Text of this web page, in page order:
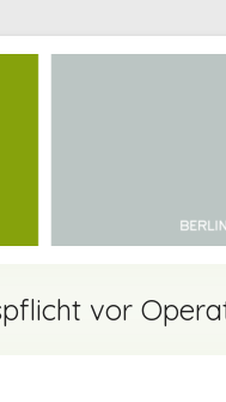
vor